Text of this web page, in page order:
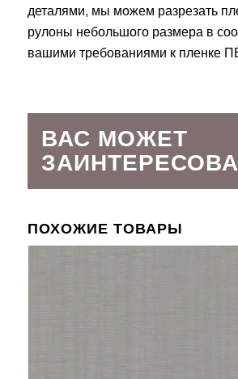
деталями, мы можем разрезать
рулоны небольшого размера в
вашими требованиями к пленке
ВАС МОЖЕТ
ПОХОЖИЕ ТОВАРЫ